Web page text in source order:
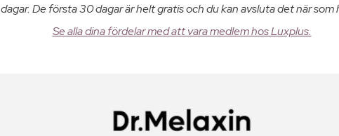
dagar. De första 30 dagar är helt gratis och du kan avsluta det när som
Se alla dina fördelar med att vara medlem hos Luxplus.